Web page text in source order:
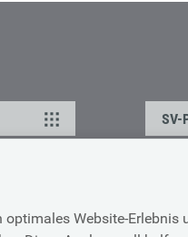
Website-
SV-